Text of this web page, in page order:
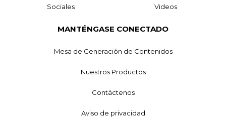
Sociales Videos
MANTÉNGASE CONECTADO
Mesa de Generación de Contenidos
Nuestros Productos
Contáctenos
Aviso de privacidad